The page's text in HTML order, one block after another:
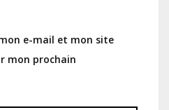
e-mail et mon site
mon prochain